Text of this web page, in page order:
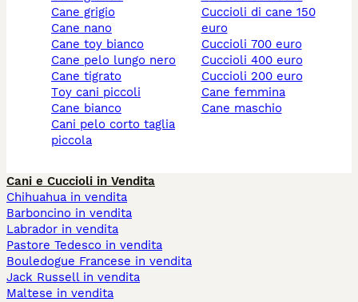
cane grigio
cane nano
cane toy bianco
cane pelo lungo nero
cane tigrato
toy cani piccoli
cane bianco
cani pelo corto taglia
piccola
cuccioli di cane 150
euro
cuccioli 700 euro
cuccioli 400 euro
cuccioli 200 euro
cane femmina
cane maschio
Cani e Cuccioli in Vendita
Chihuahua in vendita
Barboncino in vendita
Labrador in vendita
Pastore Tedesco in vendita
Bouledogue Francese in vendita
Jack Russell in vendita
Maltese in vendita